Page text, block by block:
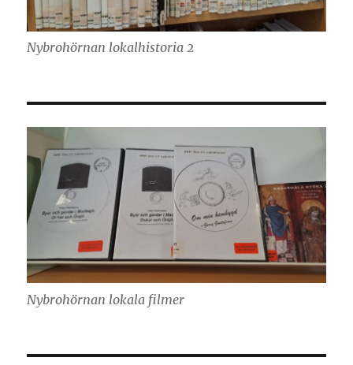
Nybrohörnan lokalhistoria 2
Nybrohörnan lokala filmer